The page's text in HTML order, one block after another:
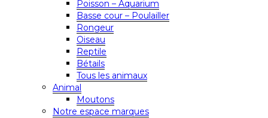
Poisson – Aquarium
Basse cour – Poulailler
Rongeur
Oiseau
Reptile
Bétails
Tous les animaux
Animal
Moutons
Notre espace marques